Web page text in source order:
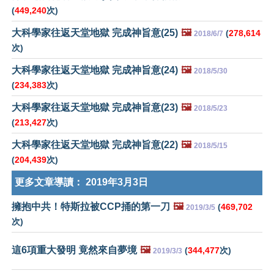
(449,240次)
大科學家往返天堂地獄 完成神旨意(25) 🖼️ 2018/6/7 (278,614
次)
大科學家往返天堂地獄 完成神旨意(24) 🖼️ 2018/5/30
(234,383次)
大科學家往返天堂地獄 完成神旨意(23) 🖼️ 2018/5/23
(213,427次)
大科學家往返天堂地獄 完成神旨意(22) 🖼️ 2018/5/15
(204,439次)
更多文章導讀： 2019年3月3日
擁抱中共！特斯拉被CCP捅的第一刀 🖼️ 2019/3/5 (469,702
次)
這6項重大發明 竟然來自夢境 🖼️ 2019/3/3 (344,477次)